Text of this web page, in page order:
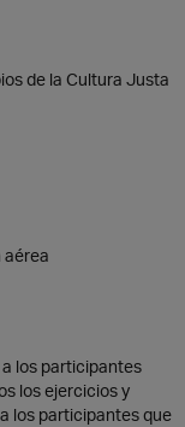
de la Cultura Justa
aérea
los participantes
los ejercicios y
los participantes que